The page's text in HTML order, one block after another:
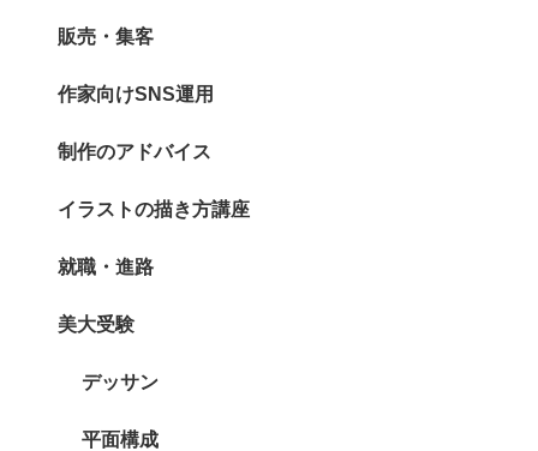
販売・集客
作家向けSNS運用
制作のアドバイス
イラストの描き方講座
就職・進路
美大受験
デッサン
平面構成